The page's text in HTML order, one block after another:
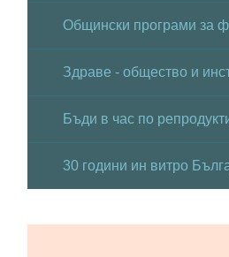
Общински програми за
Здраве - общество и
Бъди в час по
30 години ин витро